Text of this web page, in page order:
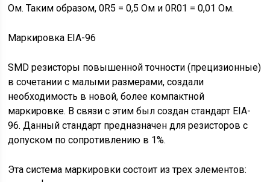
Ом. Таким образом, 0R5 = 0,5 Ом и 0R01 = 0,01 Ом.
Маркировка EIA-96
SMD резисторы повышенной точности (прецизионные)
в сочетании с малыми размерами, создали
необходимость в новой, более компактной
маркировке. В связи с этим был создан стандарт EIA-
96. Данный стандарт предназначен для резисторов с
допуском по сопротивлению в 1%.
Эта система маркировки состоит из трех элементов: